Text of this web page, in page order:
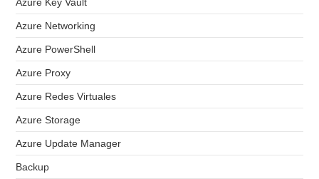
Azure Networking
Azure PowerShell
Azure Proxy
Azure Redes Virtuales
Azure Storage
Azure Update Manager
Backup